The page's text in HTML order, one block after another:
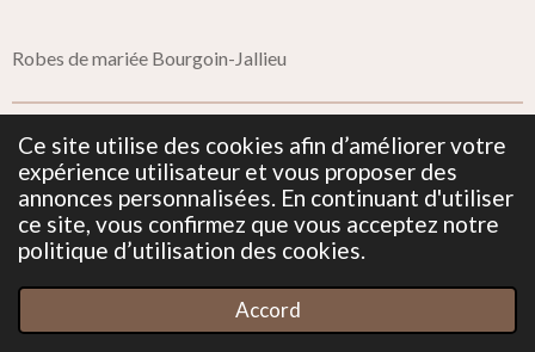
Ce site utilise des cookies afin d’améliorer votre
expérience utilisateur et vous proposer des
annonces personnalisées. En continuant d'utiliser
ce site, vous confirmez que vous acceptez notre
politique d’utilisation des cookies.
Accord
Robes de mariée Bourgoin-Jallieu
Mentions Légales
Politique de confidentialité
© 2019 - 2026 Miss Dentelle